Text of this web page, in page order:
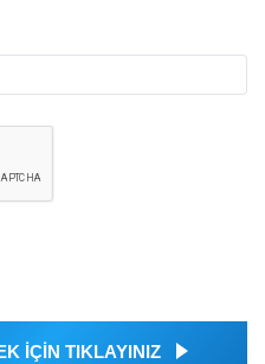
İÇİN TIKLAYINIZ